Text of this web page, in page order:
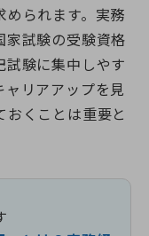
められます。実務
家試験の受験資格
試験に集中しやす
ャリアアップを見
くことは重要と